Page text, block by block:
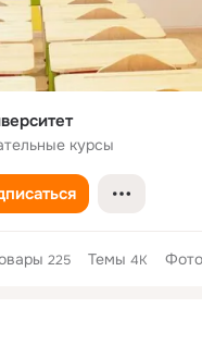
курсы
225 Темы 4K Фото